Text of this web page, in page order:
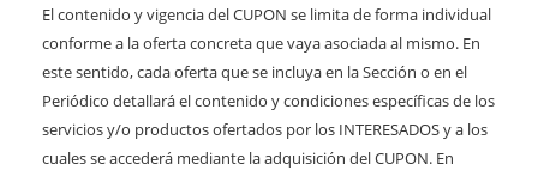
El contenido y vigencia del CUPON se limita de forma individual
conforme a la oferta concreta que vaya asociada al mismo. En
este sentido, cada oferta que se incluya en la Sección o en el
Periódico detallará el contenido y condiciones específicas de los
servicios y/o productos ofertados por los INTERESADOS y a los
cuales se accederá mediante la adquisición del CUPON. En